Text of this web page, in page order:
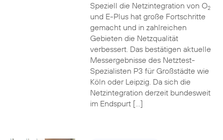
Speziell die Netzintegration von O2
und E-Plus hat große Fortschritte
gemacht und in zahlreichen
Gebieten die Netzqualität
verbessert. Das bestätigen aktuelle
Messergebnisse des Netztest-
Spezialisten P3 für Großstädte wie
Köln oder Leipzig. Da sich die
Netzintegration derzeit bundesweit
im Endspurt […]